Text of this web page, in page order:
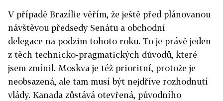
V případě Brazílie věřím, že ještě před plánovanou
návštěvou předsedy Senátu a obchodní
delegace na podzim tohoto roku. To je právě jeden
z těch technicko-pragmatických důvodů, které
jsem zmínil. Moskva je též prioritní, protože je
neobsazená, ale tam musí být nejdříve rozhodnutí
vlády. Kanada zůstává otevřená, původního